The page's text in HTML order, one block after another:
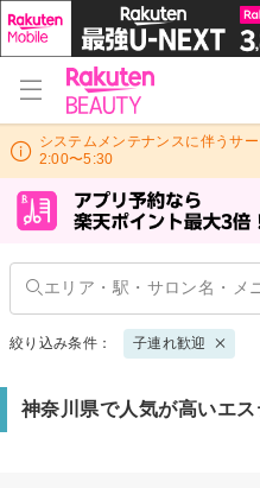
システムメンテナンスに伴うサ
2:00〜5:30
絞り込み条件： 子連れ歓迎
神奈川県で人気が高いエ